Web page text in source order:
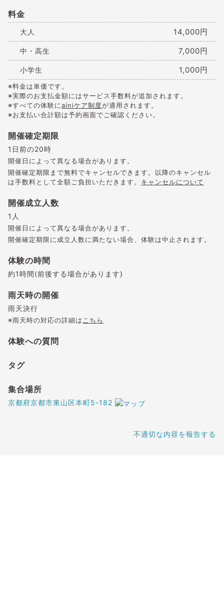
料金
大人 14,000円
中・高生 7,000円
小学生 1,000円
※料金は単価です。
※実際のお支払金額にはサービス手数料が追加されます。
※すべての体験にainiケア制度が適用されます。
※お支払い合計額は予約画面でご確認ください。
開催確定期限
1日前の20時
開催日によって異なる場合があります。
開催確定期限まで無料でキャンセルできます。以降のキャンセル
は手数料として全額ご負担いただきます。 キャンセルについて
開催成立人数
1人
開催日によって異なる場合があります。
開催確定期限に成立人数に満たない場合、体験は中止されます。
体験の時間
約1時間(前後する場合があります)
雨天時の開催
雨天決行
※雨天時の対応の詳細は こちら
体験への質問
タグ
集合場所
京都府京都市東山区本町5-182
不適切な内容を報告する